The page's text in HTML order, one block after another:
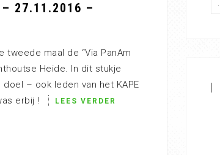
– 27.11.2016 –
maal de “Via PanAm
Heide. In dit stukje
– ook leden van het KAPE
erbij !
LEES VERDER